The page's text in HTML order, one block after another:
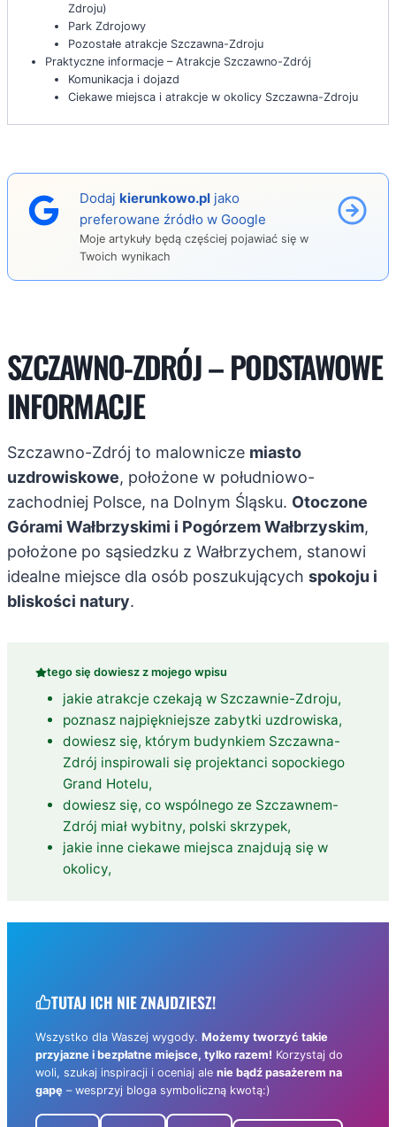
Zdroju)
Park Zdrojowy
Pozostałe atrakcje Szczawna-Zdroju
Praktyczne informacje – Atrakcje Szczawno-Zdrój
Komunikacja i dojazd
Ciekawe miejsca i atrakcje w okolicy Szczawna-Zdroju
Dodajkierunkowo.pl jako
preferowane źródło w Google
Moje artykuły będą częściej pojawiać się w
Twoich wynikach
SZCZAWNO-ZDRÓJ – PODSTAWOWE
INFORMACJE
Szczawno-Zdrój to malownicze miasto
uzdrowiskowe, położone w południowo-
zachodniej Polsce, na Dolnym Śląsku. Otoczone
Górami Wałbrzyskimi i Pogórzem Wałbrzyskim,
położone po sąsiedzku z Wałbrzychem, stanowi
idealne miejsce dla osób poszukujących spokoju i
bliskości natury.
tego się dowiesz z mojego wpisu
jakie atrakcje czekają w Szczawnie-Zdroju,
poznasz najpiękniejsze zabytki uzdrowiska,
dowiesz się, którym budynkiem Szczawna-
Zdrój inspirowali się projektanci sopockiego
Grand Hotelu,
dowiesz się, co wspólnego ze Szczawnem-
Zdrój miał wybitny, polski skrzypek,
jakie inne ciekawe miejsca znajdują się w
okolicy,
TUTAJ ICH NIE ZNAJDZIESZ!
Wszystko dla Waszej wygody. Możemy tworzyć takie
przyjazne i bezpłatne miejsce, tylko razem! Korzystaj do
woli, szukaj inspiracji i oceniaj ale nie bądź pasażerem na
gapę – wesprzyj bloga symboliczną kwotą:)